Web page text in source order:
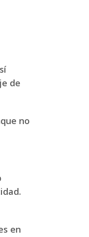
de
no
en